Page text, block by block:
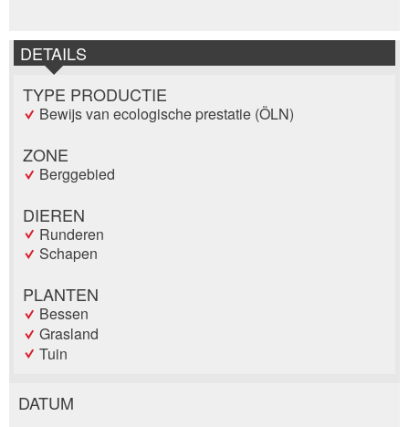
DETAILS
TYPE PRODUCTIE
Bewijs van ecologische prestatie (ÖLN)
ZONE
Berggebied
DIEREN
Runderen
Schapen
PLANTEN
Bessen
Grasland
Tuin
DATUM